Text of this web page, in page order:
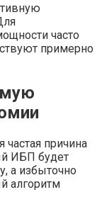
часто
примерно
причина
ИБП будет
а избыточно
алгоритм